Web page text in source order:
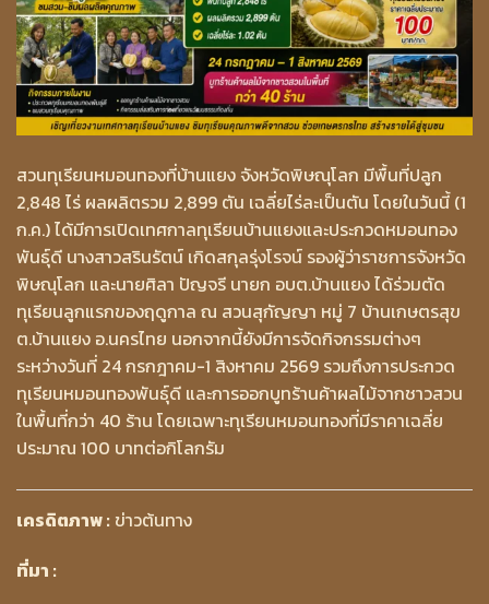
สวนทุเรียนหมอนทองที่บ้านแยง จังหวัดพิษณุโลก มีพื้นที่ปลูก
2,848 ไร่ ผลผลิตรวม 2,899 ตัน เฉลี่ยไร่ละเป็นตัน โดยในวันนี้ (1
ก.ค.) ได้มีการเปิดเทศกาลทุเรียนบ้านแยงและประกวดหมอนทอง
พันธุ์ดี นางสาวสรินรัตน์ เกิดสกุลรุ่งโรจน์ รองผู้ว่าราชการจังหวัด
พิษณุโลก และนายศิลา ปัญจรี นายก อบต.บ้านแยง ได้ร่วมตัด
ทุเรียนลูกแรกของฤดูกาล ณ สวนสุกัญญา หมู่ 7 บ้านเกษตรสุข
ต.บ้านแยง อ.นครไทย นอกจากนี้ยังมีการจัดกิจกรรมต่างๆ
ระหว่างวันที่ 24 กรกฎาคม-1 สิงหาคม 2569 รวมถึงการประกวด
ทุเรียนหมอนทองพันธุ์ดี และการออกบูทร้านค้าผลไม้จากชาวสวน
ในพื้นที่กว่า 40 ร้าน โดยเฉพาะทุเรียนหมอนทองที่มีราคาเฉลี่ย
ประมาณ 100 บาทต่อกิโลกรัม
เครดิตภาพ : ข่าวต้นทาง
ที่มา :